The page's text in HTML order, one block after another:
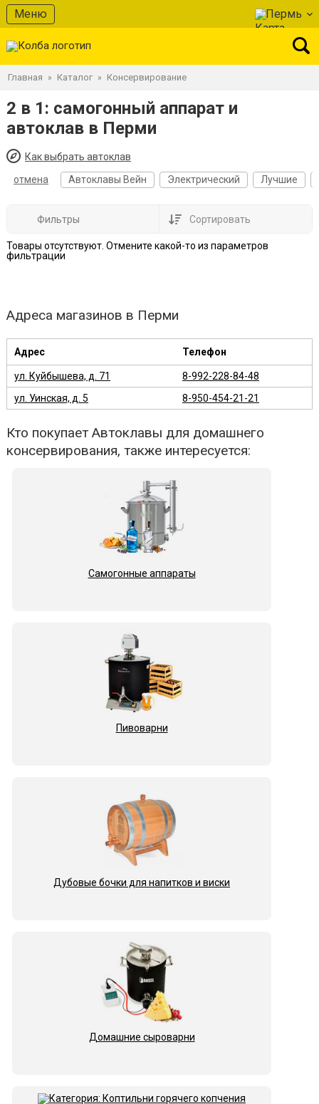
Меню Пермь
Главная » Каталог » Консервирование
2 в 1: самогонный аппарат и
автоклав в Перми
Как выбрать автоклав
отмена
Автоклавы Вейн Электрический Лучшие
Фильтры Сортировать
Товары отсутствуют. Отмените какой-то из параметров
фильтрации
Адреса магазинов в Перми
Адрес Телефон
ул. Куйбышева, д. 71
8-992-228-84-48
ул. Уинская, д. 5
8-950-454-21-21
Кто покупает Автоклавы для домашнего
консервирования, также интересуется:
Самогонные аппараты
Пивоварни
Дубовые бочки для напитков и виски
Домашние сыроварни